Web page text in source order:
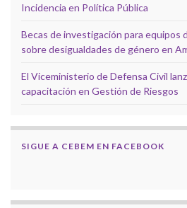
Incidencia en Política Pública
Becas de investigación para equipos
sobre desigualdades de género en
El Viceministerio de Defensa Civil
capacitación en Gestión de Riesgos
SIGUE A CEBEM EN FACEBOOK